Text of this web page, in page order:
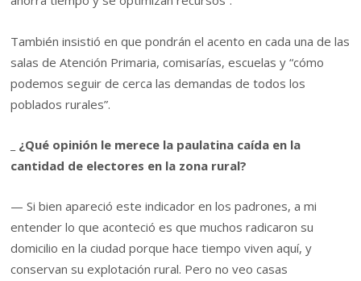
También insistió en que pondrán el acento en cada una de las
salas de Atención Primaria, comisarías, escuelas y “cómo
podemos seguir de cerca las demandas de todos los
poblados rurales”.
_ ¿Qué opinión le merece la paulatina caída en la
cantidad de electores en la zona rural?
— Si bien apareció este indicador en los padrones, a mi
entender lo que aconteció es que muchos radicaron su
domicilio en la ciudad porque hace tiempo viven aquí, y
conservan su explotación rural. Pero no veo casas